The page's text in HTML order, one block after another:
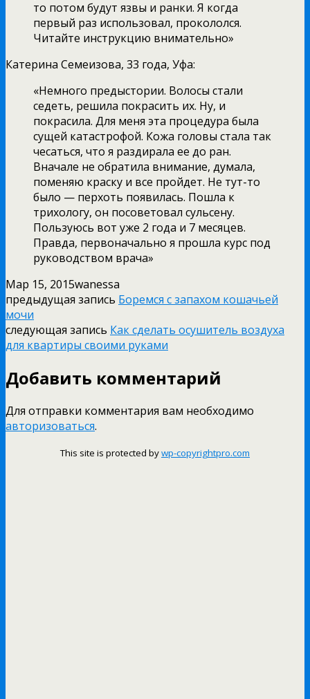
то потом будут язвы и ранки. Я когда
первый раз использовал, прокололся.
Читайте инструкцию внимательно»
Катерина Семеизова, 33 года, Уфа:
«Немного предыстории. Волосы стали
седеть, решила покрасить их. Ну, и
покрасила. Для меня эта процедура была
сущей катастрофой. Кожа головы стала так
чесаться, что я раздирала ее до ран.
Вначале не обратила внимание, думала,
поменяю краску и все пройдет. Не тут-то
было — перхоть появилась. Пошла к
трихологу, он посоветовал сульсену.
Пользуюсь вот уже 2 года и 7 месяцев.
Правда, первоначально я прошла курс под
руководством врача»
Мар 15, 2015wanessa
предыдущая запись Боремся с запахом кошачьей
мочи
следующая запись Как сделать осушитель воздуха
для квартиры своими руками
Добавить комментарий
Для отправки комментария вам необходимо
авторизоваться.
This site is protected bywp-copyrightpro.com